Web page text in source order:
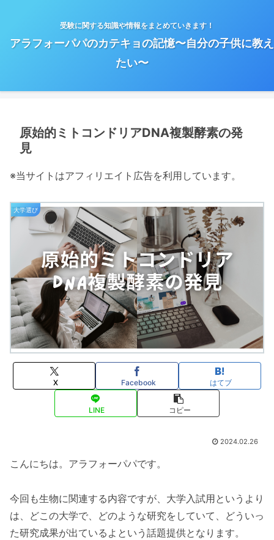
受験に関する知識や情報をまとめていきます！
アラフォーパパのカテキョの記憶〜自分の子供に教え
たい〜
原始的ミトコンドリアDNA複製酵素の発
見
※当サイトはアフィリエイト広告を利用しています。
大学選び
X Facebook はてブ
LINE コピー
2024.02.26
こんにちは。アラフォーパパです。
今回も生物に関連する内容ですが、大学入試用というより
は、どこの大学で、どのような研究をしていて、どういっ
た研究成果が出ているよという話題提供となります。